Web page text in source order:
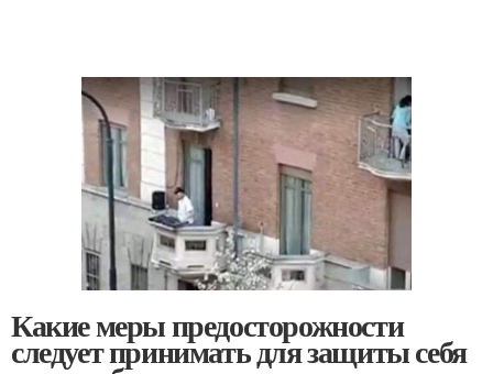
Какие меры предосторожности
следует принимать для защиты себя